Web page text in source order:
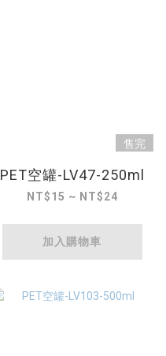
售完
PET空罐-LV47-250ml
NT$15 ~ NT$24
加入購物車